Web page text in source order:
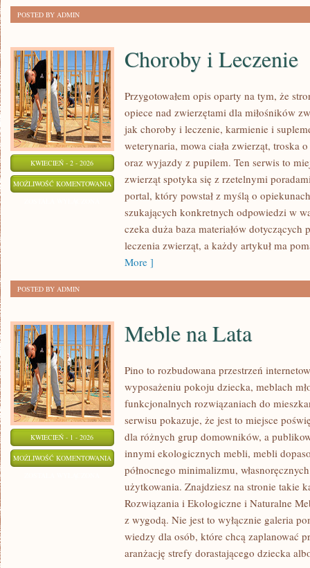
POSTED BY ADMIN
KWIECIEŃ - 2 - 2026
MOŻLIWOŚĆ KOMENTOWANIA CHOROBY
LECZENIE
Choroby i Leczenie
Przygotowałem opis oparty na tym, że
opiece nad zwierzętami dla miłośników
jak choroby i leczenie, karmienie i
weterynaria, mowa ciała zwierząt, troska
oraz wyjazdy z pupilem. Ten serwis to
zwierząt spotyka się z rzetelnymi
portal, który powstał z myślą o
szukających konkretnych odpowiedzi w
czeka duża baza materiałów
leczenia zwierząt, a każdy artykuł ma
More ]
POSTED BY ADMIN
KWIECIEŃ - 1 - 2026
MOŻLIWOŚĆ KOMENTOWANIA MEBLE
LATA
Meble na Lata
Pino to rozbudowana przestrzeń
wyposażeniu pokoju dziecka, meblach
funkcjonalnych rozwiązaniach do
serwisu pokazuje, że jest to miejsce
dla różnych grup domowników, a
innymi ekologicznych mebli, mebli
północnego minimalizmu,
użytkowania. Znajdziesz na stronie takie
Rozwiązania i Ekologiczne i Naturalne
z wygodą. Nie jest to wyłącznie galeria
wiedzy dla osób, które chcą zaplanować
aranżację strefy dorastającego dziecka